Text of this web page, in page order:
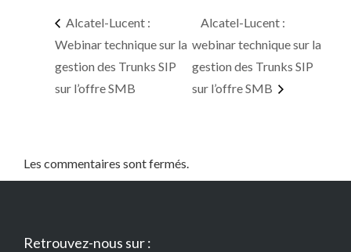
Alcatel-Lucent :
Webinar technique sur la
gestion des Trunks SIP
sur l’offre SMB
Alcatel-Lucent :
webinar technique sur la
gestion des Trunks SIP
sur l’offre SMB
Les commentaires sont fermés.
Retrouvez-nous sur :